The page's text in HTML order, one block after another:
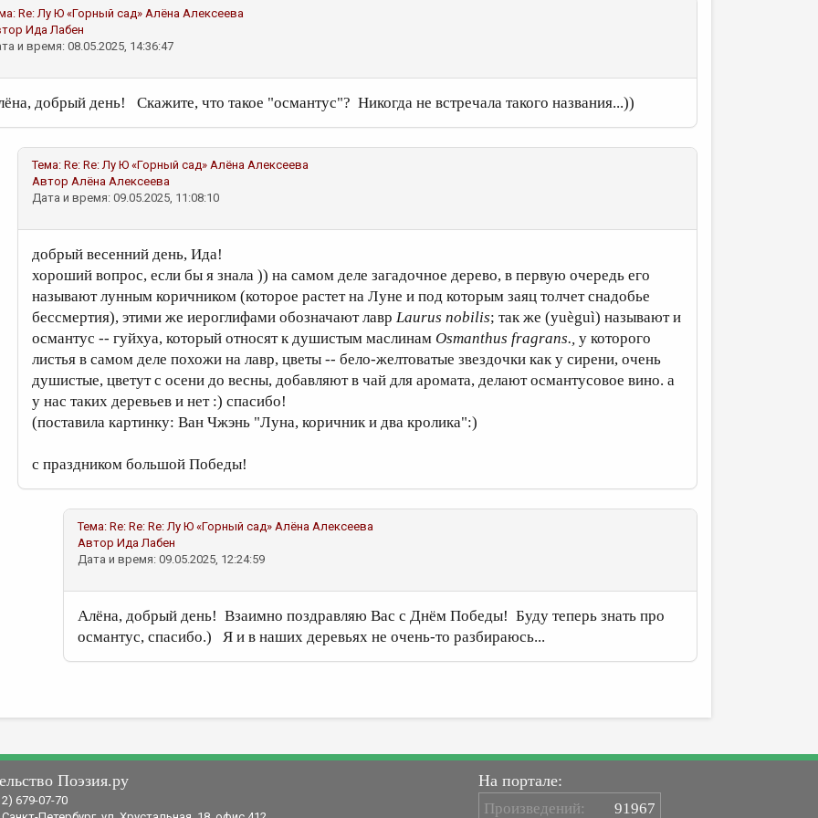
Re: Лу Ю «Горный сад» Алёна Алексеева
Ида Лабен
и время: 08.05.2025, 14:36:47
добрый день! Скажите, что такое "османтус"? Никогда не встречала такого названия...))
Тема: Re: Re: Лу Ю «Горный сад» Алёна Алексеева
Автор Алёна Алексеева
Дата и время: 09.05.2025, 11:08:10
добрый весенний день, Ида!
хороший вопрос, если бы я знала )) на самом деле загадочное дерево, в первую очередь его
называют лунным коричником (которое растет на Луне и под которым заяц толчет снадобье
бессмертия), этими же иероглифами обозначают лавр Laurus nobilis; так же (yuèguì) называют и
османтус -- гуйхуа, который относят к душистым маслинам Osmanthus fragrans., у которого
листья в самом деле похожи на лавр, цветы -- бело-желтоватые звездочки как у сирени, очень
душистые, цветут с осени до весны, добавляют в чай для аромата, делают османтусовое вино. а
у нас таких деревьев и нет :) спасибо!
(поставила картинку: Ван Чжэнь "Луна, коричник и два кролика":)
с праздником большой Победы!
Тема: Re: Re: Re: Лу Ю «Горный сад» Алёна Алексеева
Автор Ида Лабен
Дата и время: 09.05.2025, 12:24:59
Алёна, добрый день! Взаимно поздравляю Вас с Днём Победы! Буду теперь знать про
османтус, спасибо.) Я и в наших деревьях не очень-то разбираюсь...
Поэзия.ру
679-07-70
На портале:
Произведений: 91967